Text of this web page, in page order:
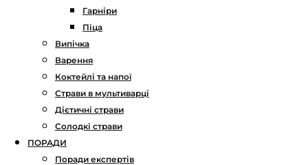
Гарніри
Піца
Випічка
Варення
Коктейлі та напої
Страви в мультиварці
Дієтичні страви
Солодкі страви
ПОРАДИ
Поради експертів